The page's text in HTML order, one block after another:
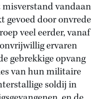
vandaan
gevoed door onvrede
veel eerder, vanaf
ervaren
gebrekkige opvang
van hun militaire
soldij in